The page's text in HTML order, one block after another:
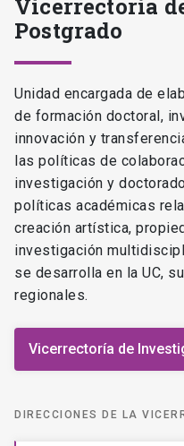
Vicerrectoría
Postgrado
Unidad encargada de
de formación doctoral,
innovación y
las políticas de
investigación y
políticas académicas
creación artística,
investigación
se desarrolla en la UC,
regionales.
Vicerrectoría de
DIRECCIONES DE LA